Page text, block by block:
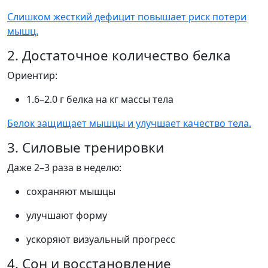
Слишком жесткий дефицит повышает риск потери
мышц.
2. Достаточное количество белка
Ориентир:
1.6–2.0 г белка на кг массы тела
Белок защищает мышцы и улучшает качество тела.
3. Силовые тренировки
Даже 2–3 раза в неделю:
сохраняют мышцы
улучшают форму
ускоряют визуальный прогресс
4. Сон и восстановление